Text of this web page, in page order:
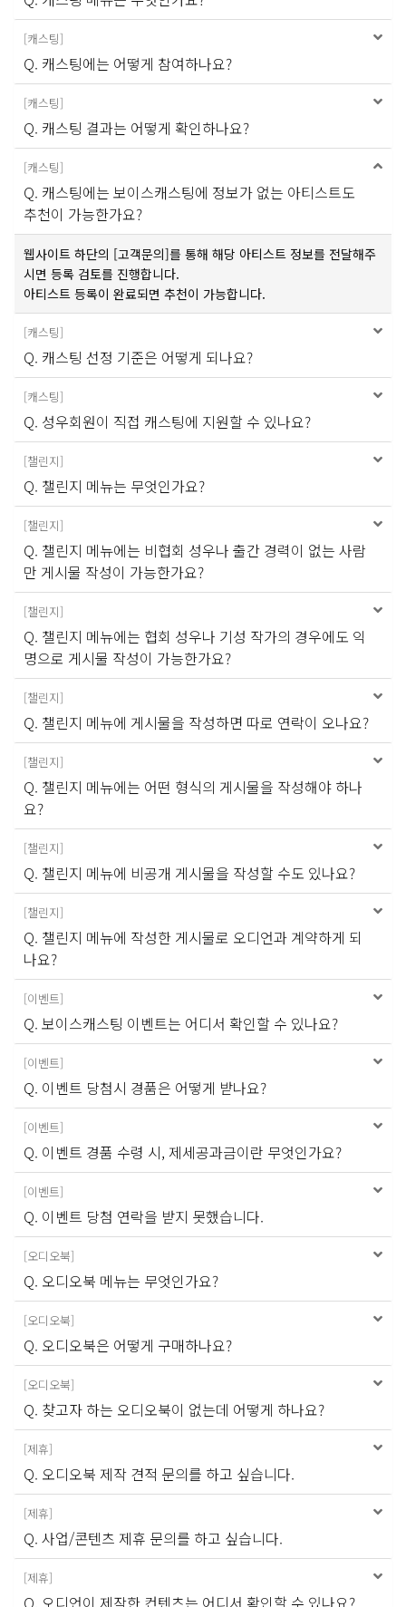
[캐스팅]
Q. 캐스팅에는 어떻게 참여하나요?
[캐스팅]
Q. 캐스팅 결과는 어떻게 확인하나요?
[캐스팅]
Q. 캐스팅에는 보이스캐스팅에 정보가 없는 아티스트도
추천이 가능한가요?
웹사이트 하단의 [고객문의]를 통해 해당 아티스트 정보를 전달해주
시면 등록 검토를 진행합니다.
아티스트 등록이 완료되면 추천이 가능합니다.
[캐스팅]
Q. 캐스팅 선정 기준은 어떻게 되나요?
[캐스팅]
Q. 성우회원이 직접 캐스팅에 지원할 수 있나요?
[챌린지]
Q. 챌린지 메뉴는 무엇인가요?
[챌린지]
Q. 챌린지 메뉴에는 비협회 성우나 출간 경력이 없는 사람
만 게시물 작성이 가능한가요?
[챌린지]
Q. 챌린지 메뉴에는 협회 성우나 기성 작가의 경우에도 익
명으로 게시물 작성이 가능한가요?
[챌린지]
Q. 챌린지 메뉴에 게시물을 작성하면 따로 연락이 오나요?
[챌린지]
Q. 챌린지 메뉴에는 어떤 형식의 게시물을 작성해야 하나
요?
[챌린지]
Q. 챌린지 메뉴에 비공개 게시물을 작성할 수도 있나요?
[챌린지]
Q. 챌린지 메뉴에 작성한 게시물로 오디언과 계약하게 되
나요?
[이벤트]
Q. 보이스캐스팅 이벤트는 어디서 확인할 수 있나요?
[이벤트]
Q. 이벤트 당첨시 경품은 어떻게 받나요?
[이벤트]
Q. 이벤트 경품 수령 시, 제세공과금이란 무엇인가요?
[이벤트]
Q. 이벤트 당첨 연락을 받지 못했습니다.
[오디오북]
Q. 오디오북 메뉴는 무엇인가요?
[오디오북]
Q. 오디오북은 어떻게 구매하나요?
[오디오북]
Q. 찾고자 하는 오디오북이 없는데 어떻게 하나요?
[제휴]
Q. 오디오북 제작 견적 문의를 하고 싶습니다.
[제휴]
Q. 사업/콘텐츠 제휴 문의를 하고 싶습니다.
[제휴]
Q. 오디언이 제작한 컨텐츠는 어디서 확인할 수 있나요?